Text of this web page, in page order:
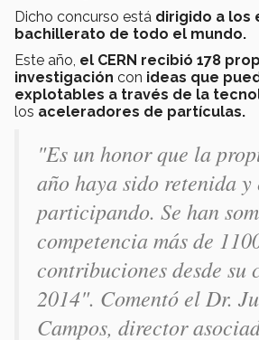
Dicho concurso está dirigido a los
bachillerato de todo el mundo.
Este año, el CERN recibió 178
investigación con ideas que
explotables a través de la
los aceleradores de partículas.
"Es un honor que la
año haya sido retenida y
participando. Se han
competencia más de
contribuciones desde su
2014". Comentó el Dr.
Campos, director